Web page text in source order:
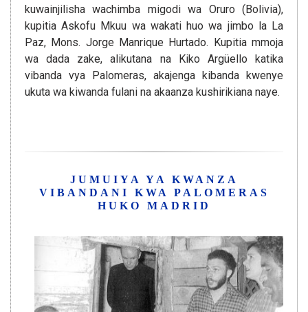
kuwainjilisha wachimba migodi wa Oruro (Bolivia),
kupitia Askofu Mkuu wa wakati huo wa jimbo la La
Paz, Mons. Jorge Manrique Hurtado. Kupitia mmoja
wa dada zake, alikutana na Kiko Argüello katika
vibanda vya Palomeras, akajenga kibanda kwenye
ukuta wa kiwanda fulani na akaanza kushirikiana naye.
JUMUIYA YA KWANZA
VIBANDANI KWA PALOMERAS
HUKO MADRID